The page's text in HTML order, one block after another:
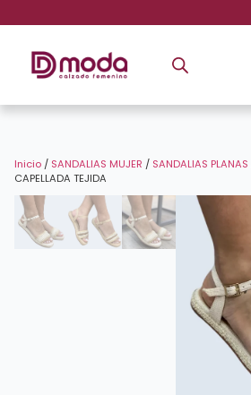
Inicio / SANDALIAS MUJER / SANDALIAS PLANAS
CAPELLADA TEJIDA